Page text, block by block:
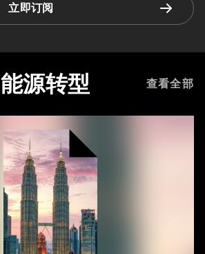
立即订阅
能源转型 查看全部